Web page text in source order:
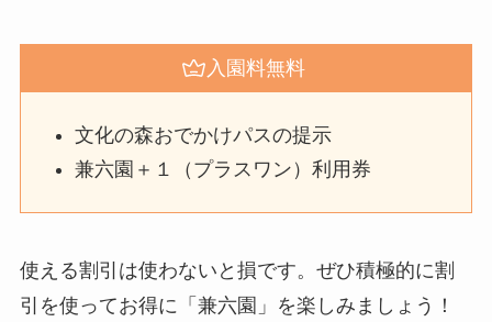
入園料無料
文化の森おでかけパスの提示
兼六園＋１（プラスワン）利用券
使える割引は使わないと損です。ぜひ積極的に割
引を使ってお得に「兼六園」を楽しみましょう！